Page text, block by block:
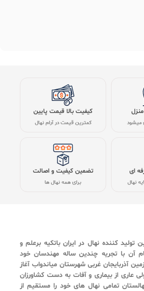
میشود
کیفیت بالا قیمت پایین
کمترین قیمت در آرام نهال
ای
نهال
تضمین کیفیت و اصالت
برای همه نهال ها
تولید کننده نهال در ایران باتکیه برعلم و
آن با تجریه چندین ساله مهندسان خود
آذربایجان غربی شهرستان میاندواب آغاز
عاری از بیماری و آفات به دست کشاورزان
تمامی نهال های خود را مستقیم از